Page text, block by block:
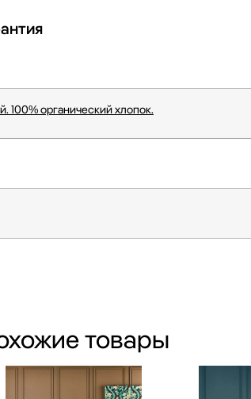
100% органический хлопок.
товары